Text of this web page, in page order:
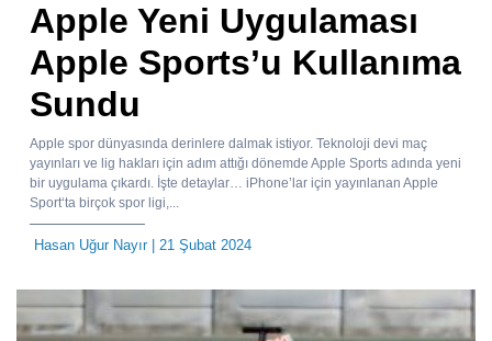
Apple Yeni Uygulaması
Apple Sports’u Kullanıma
Sundu
Apple spor dünyasında derinlere dalmak istiyor. Teknoloji devi maç
yayınları ve lig hakları için adım attığı dönemde Apple Sports adında yeni
bir uygulama çıkardı. İşte detaylar… iPhone’lar için yayınlanan Apple
Sport‘ta birçok spor ligi,...
Hasan Uğur Nayır| 21 Şubat 2024